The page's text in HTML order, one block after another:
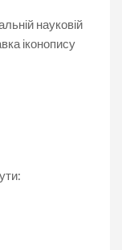
науковій
іконопису